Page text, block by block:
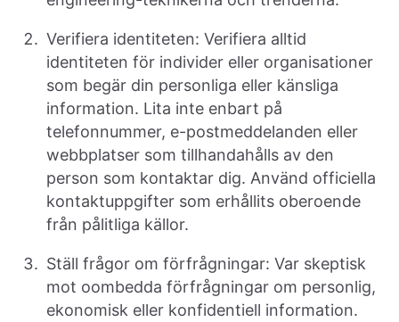
Verifiera identiteten: Verifiera alltid
identiteten för individer eller organisationer
som begär din personliga eller känsliga
information. Lita inte enbart på
telefonnummer, e-postmeddelanden eller
webbplatser som tillhandahålls av den
person som kontaktar dig. Använd officiella
kontaktuppgifter som erhållits oberoende
från pålitliga källor.
Ställ frågor om förfrågningar: Var skeptisk
mot oombedda förfrågningar om personlig,
ekonomisk eller konfidentiell information.